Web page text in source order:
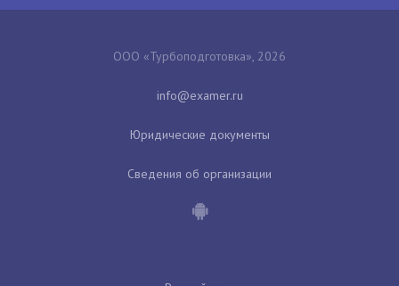
ООО «Турбоподготовка», 2026
Юридические документы
Сведения об организации